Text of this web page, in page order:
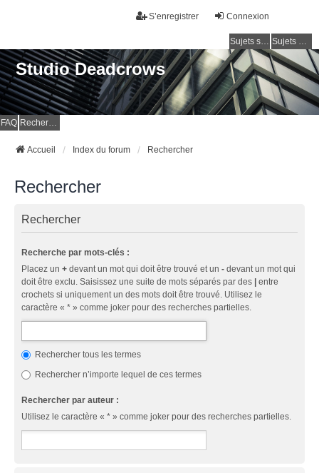
Connexion
S’enregistrer
Sujets sans réponse Sujets actifs
Studio Deadcrows
FAQ Rechercher
Accueil Index du forum Rechercher
Rechercher
Rechercher
Recherche par mots-clés :
Placez un + devant un mot qui doit être trouvé et un - devant un mot qui
doit être exclu. Saisissez une suite de mots séparés par des | entre
crochets si uniquement un des mots doit être trouvé. Utilisez le
caractère « * » comme joker pour des recherches partielles.
Rechercher tous les termes
Rechercher n’importe lequel de ces termes
Rechercher par auteur :
Utilisez le caractère « * » comme joker pour des recherches partielles.